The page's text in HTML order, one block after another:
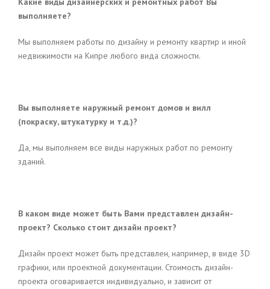
выполняете?
Мы выполняем работы по дизайну и ремонту квартир и иной
недвижимости на Кипре любого вида сложности.
Вы выполняете наружный ремонт домов и вилл
(покраску, штукатурку и т.д.)?
Да, мы выполняем все виды наружных работ по ремонту
зданий.
В каком виде может быть Вами представлен дизайн-
проект? Сколько стоит дизайн проект?
Дизайн проект может быть представлен, например, в виде 3D
графики, или проектной документации. Стоимость дизайн-
проекта оговаривается индивидуально, и зависит от